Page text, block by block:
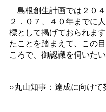
島根創生計画では２０
２．０７、４０年までに
標として掲げておられま
たことを踏まえて、この
ころで、御認識を伺いたい
○丸山知事：達成に向けて